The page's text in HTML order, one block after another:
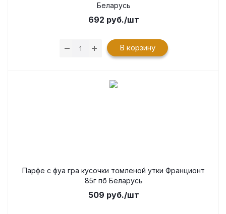
Беларусь
692 руб./шт
В корзину
Парфе с фуа гра кусочки томленой утки Франционт
85г пб Беларусь
509 руб./шт